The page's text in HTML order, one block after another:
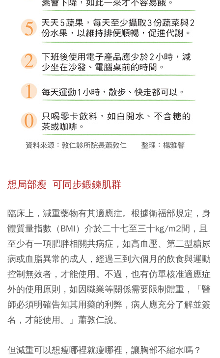
想局部瘦 可同步鍛鍊肌群
臨床上，減重藥物有其適應症。根據衛福部規定，身
體質量指數（BMI）介於二十七至三十kg/m2間，且
至少有一項肥胖相關共病症，如高血壓、第二型糖尿
病或血脂異常的成人，經過三到六個月的飲食與運動
控制無效者，才能使用。不過，也有仿單核准適應症
外的使用原則，如因職業等關係需要限制體重，「醫
師必須明確告知其用藥的利弊，病人應充分了解並簽
名，才能使用。」蕭敦仁說。
但減重可以想瘦哪裡就瘦哪裡，讓胸部不縮水嗎？